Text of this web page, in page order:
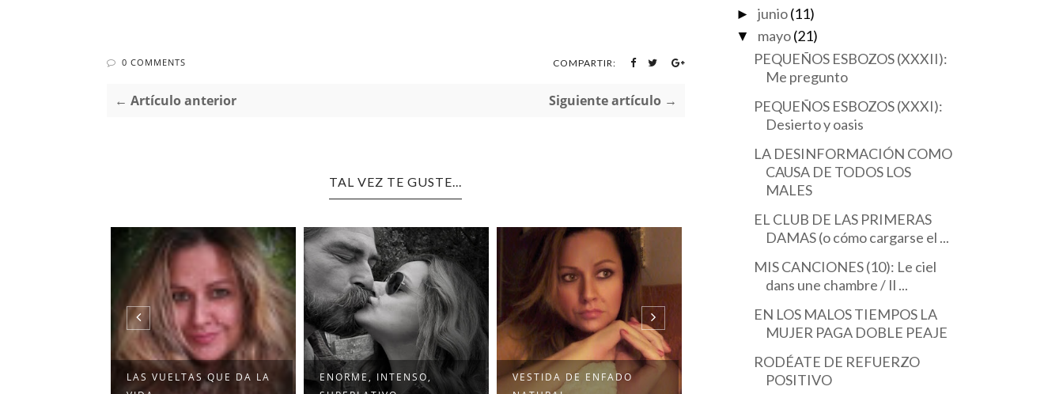
0 COMMENTS COMPARTIR:
← Artículo anterior Siguiente artículo →
TAL VEZ TE GUSTE...
LAS VUELTAS QUE DA LA
ENORME, INTENSO,
VESTIDA DE ENFADO
QUIERO SER UNA
►junio(11)
▼ mayo(21)
PEQUEÑOS ESBOZOS (XXXII):
Me pregunto
PEQUEÑOS ESBOZOS (XXXI):
Desierto y oasis
LA DESINFORMACIÓN COMO
CAUSA DE TODOS LOS
MALES
EL CLUB DE LAS PRIMERAS
DAMAS (o cómo cargarse el ...
MIS CANCIONES (10): Le ciel
dans une chambre / Il ...
EN LOS MALOS TIEMPOS LA
MUJER PAGA DOBLE PEAJE
RODÉATE DE REFUERZO
POSITIVO